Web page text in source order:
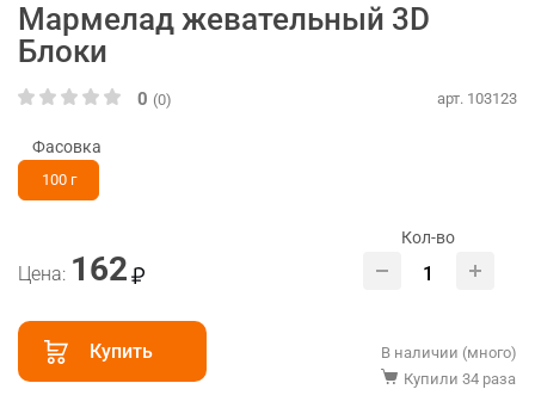
Мармелад жевательный 3D
Блоки
0 (0) арт. 103123
Фасовка
100 г
Цена: 162
Кол-во
Купить
В наличии (много)
Купили 34 раза